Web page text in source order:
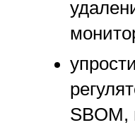
SBOM,